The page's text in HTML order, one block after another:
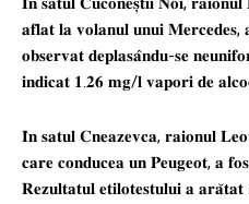
𝐚𝐟𝐥𝐚𝐭 𝐥𝐚 𝐯𝐨𝐥𝐚𝐧𝐮𝐥 𝐮𝐧𝐮𝐢 𝐌𝐞𝐫𝐜𝐞𝐝𝐞𝐬, 𝐚
𝐨𝐛𝐬𝐞𝐫𝐯𝐚𝐭 𝐝𝐞𝐩𝐥𝐚𝐬𝐚̂𝐧𝐝𝐮-𝐬𝐞
𝐢𝐧𝐝𝐢𝐜𝐚𝐭 𝟏.𝟐𝟔 𝐦𝐠/𝐥 𝐯𝐚𝐩𝐨𝐫𝐢 𝐝𝐞
𝐈̂𝐧 𝐬𝐚𝐭𝐮𝐥 𝐂𝐧𝐞𝐚𝐳𝐞𝐯𝐜𝐚, 𝐫𝐚𝐢𝐨𝐧𝐮𝐥
𝐜𝐚𝐫𝐞 𝐜𝐨𝐧𝐝𝐮𝐜𝐞𝐚 𝐮𝐧 𝐏𝐞𝐮𝐠𝐞𝐨𝐭, 𝐚 𝐟𝐨𝐬𝐭
𝐑𝐞𝐳𝐮𝐥𝐭𝐚𝐭𝐮𝐥 𝐞𝐭𝐢𝐥𝐨𝐭𝐞𝐬𝐭𝐮𝐥𝐮𝐢 𝐚